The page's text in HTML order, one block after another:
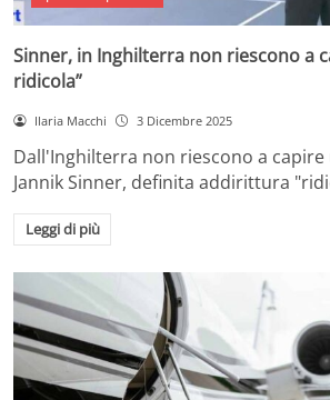
Sinner, in Inghilterra non riescono a
ridicola”
Ilaria Macchi 3 Dicembre 2025
Dall'Inghilterra non riescono a capire
Jannik Sinner, definita addirittura
Leggi di più